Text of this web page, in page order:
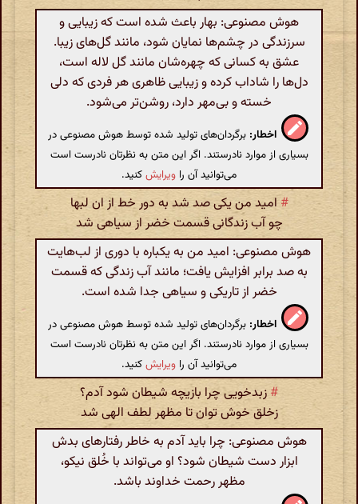
هوش مصنوعی: بهار باعث شده است که زیبایی و
سرزندگی در چشم‌ها نمایان شود، مانند گل‌های زیبا.
عشق به کسانی که چهره‌شان مانند گل لاله است،
دل‌ها را شاداب کرده و زیبایی ظاهری هر فردی که دلی
خسته و بی‌مهر دارد، روشن‌تر می‌شود.
اخطار: برگردان‌های تولید شده توسط هوش مصنوعی در
بسیاری از موارد نادرستند. اگر این متن به نظرتان نادرست است
می‌توانید آن را ویرایشکنید.
# امید من یکی صد شد به دور خط از ان لبها
چو آب زندگانی قسمت خضر از سیاهی شد
هوش مصنوعی: امید من به یکباره با دوری از لب‌هایت
به صد برابر افزایش یافت؛ مانند آب زندگی که قسمت
خضر از تاریکی و سیاهی جدا شده است.
اخطار: برگردان‌های تولید شده توسط هوش مصنوعی در
بسیاری از موارد نادرستند. اگر این متن به نظرتان نادرست است
می‌توانید آن را ویرایشکنید.
# زبدخویی چرا بازیچه شیطان شود آدم؟
زخلق خوش توان تا مظهر لطف الهی شد
هوش مصنوعی: چرا باید آدم به خاطر رفتارهای بدش
ابزار دست شیطان شود؟ او می‌تواند با خُلق نیکو،
مظهر رحمت خداوند باشد.